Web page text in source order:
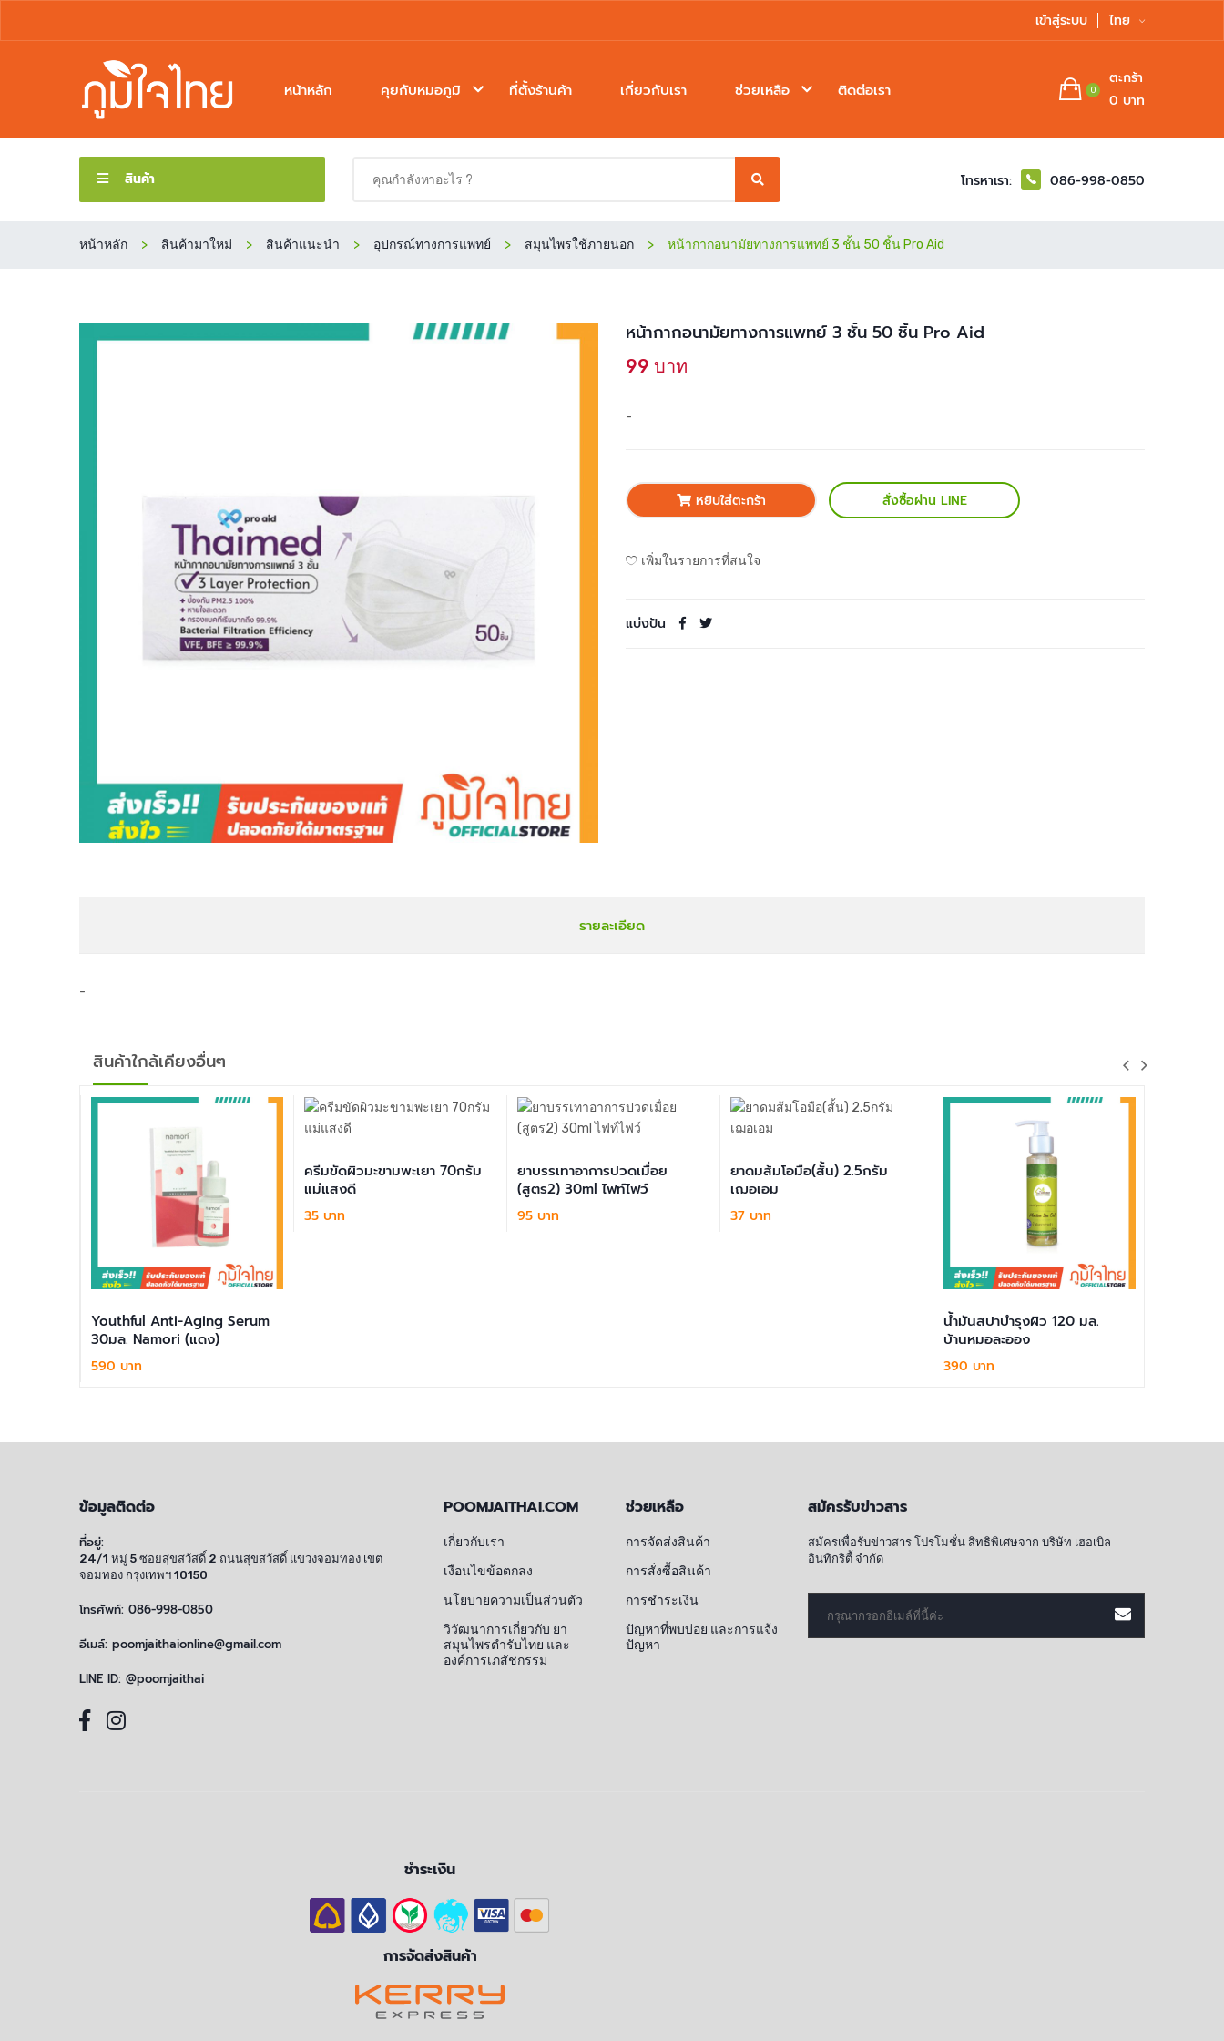
เข้าสู่ระบบ ไทย
หน้าหลัก คุยกับหมอภูมิ ที่ตั้งร้านค้า เกี่ยวกับเรา ช่วยเหลือ ติดต่อเรา 0
ตะกร้า
0 บาท
สินค้า โทรหาเรา: 086-998-0850
หน้าหลัก สินค้ามาใหม่ สินค้าแนะนำ อุปกรณ์ทางการแพทย์ สมุนไพรใช้ภายนอก หน้ากากอนามัยทางการแพทย์ 3 ชั้น 50 ชิ้น Pro Aid
หน้ากากอนามัยทางการแพทย์ 3 ชั้น 50 ชิ้น Pro Aid
99 บาท
-
หยิบใส่ตะกร้า สั่งซื้อผ่าน LINE
เพิ่มในรายการที่สนใจ
แบ่งปัน
รายละเอียด
-
สินค้าใกล้เคียงอื่นๆ
Youthful Anti-Aging Serum
30มล. Namori (แดง)
590 บาท
ครีมขัดผิวมะขามพะเยา 70กรัม
แม่แสงดี
35 บาท
ยาบรรเทาอาการปวดเมื่อย
(สูตร2) 30ml ไฟท์ไฟว์
95 บาท
ยาดมส้มโอมือ(สั้น) 2.5กรัม
เฌอเอม
37 บาท
น้ำมันสปาบำรุงผิว 120 มล.
บ้านหมอละออง
390 บาท
ข้อมูลติดต่อ
ที่อยู่:
24/1 หมู่ 5 ซอยสุขสวัสดิ์ 2 ถนนสุขสวัสดิ์ แขวงจอมทอง เขต
จอมทอง กรุงเทพฯ 10150
โทรศัพท์: 086-998-0850
อีเมล์: poomjaithaionline@gmail.com
LINE ID: @poomjaithai
POOMJAITHAI.COM
เกี่ยวกับเรา
เงือนไขข้อตกลง
นโยบายความเป็นส่วนตัว
วิวัฒนาการเกี่ยวกับ ยา
สมุนไพรตำรับไทย และ
องค์การเภสัชกรรม
ช่วยเหลือ
การจัดส่งสินค้า
การสั่งซื้อสินค้า
การชำระเงิน
ปัญหาที่พบบ่อย และการแจ้ง
ปัญหา
สมัครรับข่าวสาร
สมัครเพื่อรับข่าวสาร โปรโมชั่น สิทธิพิเศษจาก บริษัท เฮอเบิล
อินทิกริตี้ จำกัด
ชำระเงิน
การจัดส่งสินค้า